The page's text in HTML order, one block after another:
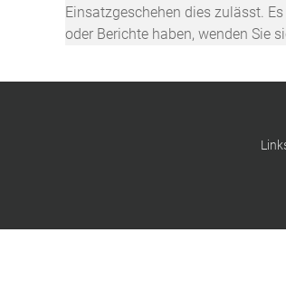
Einsatzgeschehen dies zulässt.
oder Berichte haben, wenden Sie